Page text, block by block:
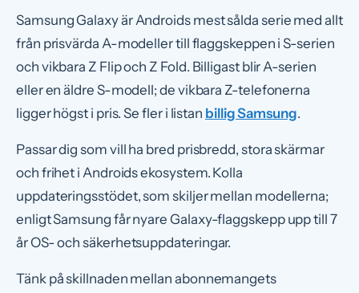
Samsung Galaxy är Androids mest sålda serie med allt
från prisvärda A-modeller till flaggskeppen i S-serien
och vikbara Z Flip och Z Fold. Billigast blir A-serien
eller en äldre S-modell; de vikbara Z-telefonerna
ligger högst i pris. Se fler i listan billig Samsung.
Passar dig som vill ha bred prisbredd, stora skärmar
och frihet i Androids ekosystem. Kolla
uppdateringsstödet, som skiljer mellan modellerna;
enligt Samsung får nyare Galaxy-flaggskepp upp till 7
år OS- och säkerhetsuppdateringar.
Tänk på skillnaden mellan abonnemangets